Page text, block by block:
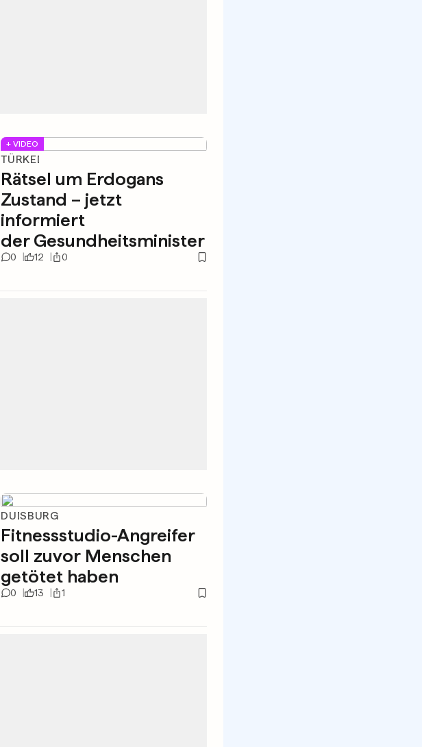
+ VIDEO
TÜRKEI
Rätsel um Erdogans
Zustand – jetzt
informiert
der Gesundheitsminister
0 12 0
DUISBURG
Fitnessstudio-Angreifer
soll zuvor Menschen
getötet haben
0 13 1